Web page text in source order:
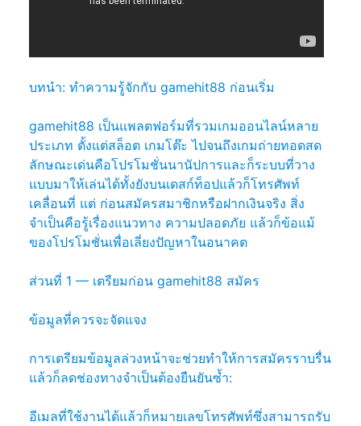
บทนำ: ทำความรู้จักกับ gamehit88 ก่อนเริ่ม
gamehit88 เป็นแพลตฟอร์มที่รวมเกมออนไลน์หลาย
ประเภท ตั้งแต่สล็อต เกมโต๊ะ ไปจนถึงเกมถ่ายทอดสด
ลักษณะเด่นคือโปรโมชั่นนานัปการและก็ระบบที่วาง
แบบมาให้เล่นได้ทั้งยังบนเดสก์ท็อปแล้วก็โทรศัพท์
เคลื่อนที่ แต่ ก่อนสมัครสมาชิกหรือฝากเงินจริง สิ่ง
จำเป็นคือรู้เรื่องแนวทาง ความปลอดภัย แล้วก็ข้อแม้
ของโปรโมชั่นเพื่อเลี่ยงปัญหาในอนาคต
ส่วนที่ 1 — เตรียมก่อน gamehit88 สมัคร
ข้อมูลที่ควรจะจัดแจง
การเตรียมข้อมูลล่วงหน้าจะช่วยทำให้การสมัครราบรื่น
แล้วก็ลดช่องทางจำเป็นต้องยืนยันซ้ำ:
อีเมลที่ใช้งานได้แล้วก็หมายเลขโทรศัพท์ซึ่งสามารถรับ